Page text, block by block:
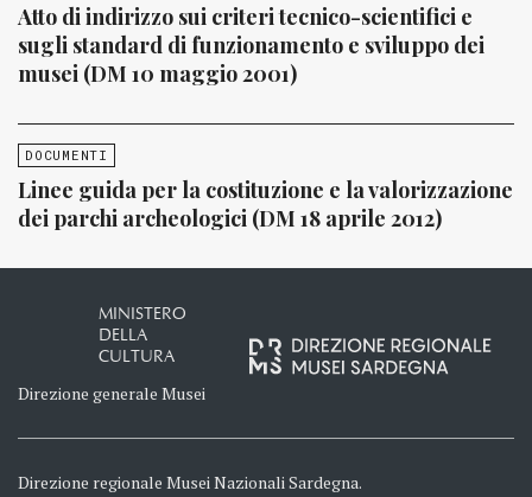
Atto di indirizzo sui criteri tecnico-scientifici e
sugli standard di funzionamento e sviluppo dei
musei (DM 10 maggio 2001)
DOCUMENTI
Linee guida per la costituzione e la valorizzazione
dei parchi archeologici (DM 18 aprile 2012)
MINISTERO
DELLA
CULTURA
Direzione generale Musei
Direzione regionale Musei Nazionali Sardegna.